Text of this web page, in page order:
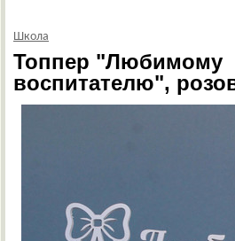
Школа
Топпер "Любимому
воспитателю",